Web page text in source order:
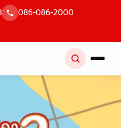
086-086-2000